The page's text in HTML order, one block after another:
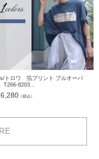
トロワ 箔プリント プルオーバ
8203...
（税込）